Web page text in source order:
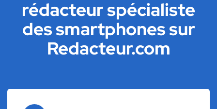
rédacteur spécialiste
des smartphones sur
Redacteur.com